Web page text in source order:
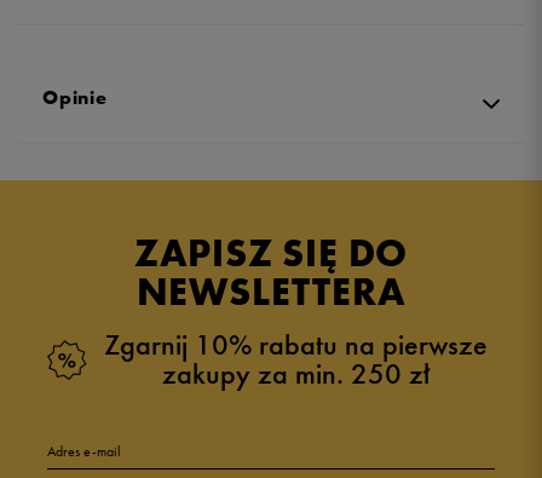
Opinie
ZAPISZ SIĘ DO
NEWSLETTERA
Zgarnij 10% rabatu na pierwsze
zakupy za min. 250 zł
Adres e-mail